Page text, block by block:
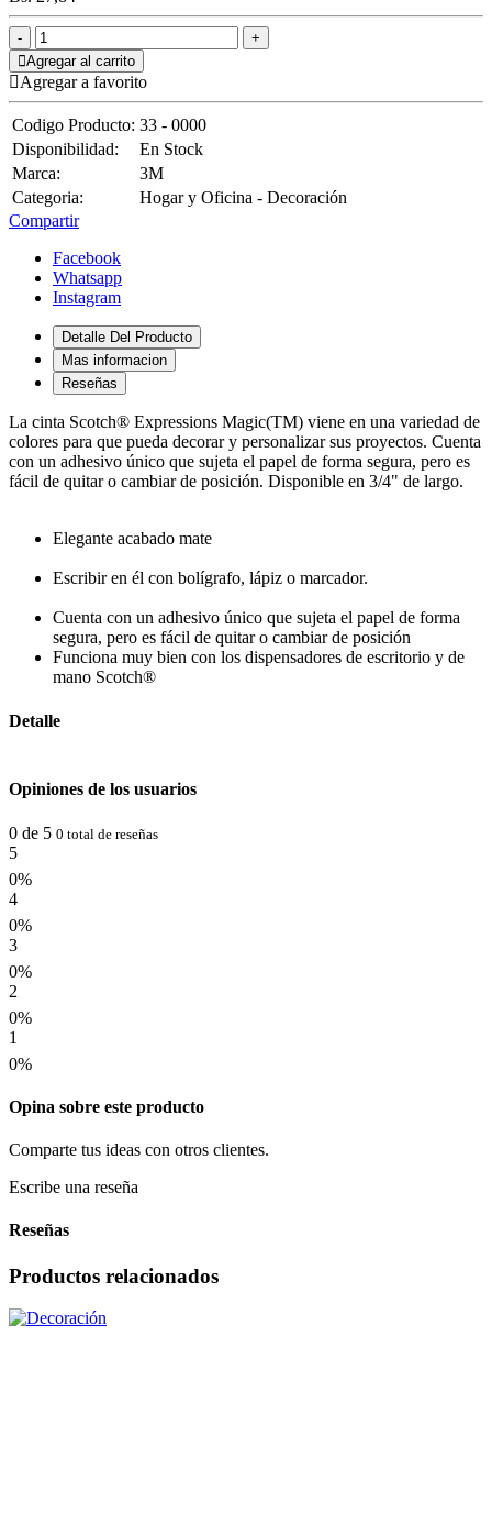
Agregar al carrito
Agregar a favorito
Codigo Producto: 33 - 0000
Disponibilidad:
En Stock
Marca:
3M
Categoria:
Hogar y Oficina - Decoración
Compartir
Facebook
Whatsapp
Instagram
Detalle Del Producto
Mas informacion
Reseñas
La cinta Scotch® Expressions Magic(TM) viene en una variedad de
colores para que pueda decorar y personalizar sus proyectos. Cuenta
con un adhesivo único que sujeta el papel de forma segura, pero es
fácil de quitar o cambiar de posición. Disponible en 3/4" de largo.
Elegante acabado mate
Escribir en él con bolígrafo, lápiz o marcador.
Cuenta con un adhesivo único que sujeta el papel de forma
segura, pero es fácil de quitar o cambiar de posición
Funciona muy bien con los dispensadores de escritorio y de
mano Scotch®
Detalle
Opiniones de los usuarios
0 de 5 0 total de reseñas
5
0%
4
0%
3
0%
2
0%
1
0%
Opina sobre este producto
Comparte tus ideas con otros clientes.
Escribe una reseña
Reseñas
Productos relacionados